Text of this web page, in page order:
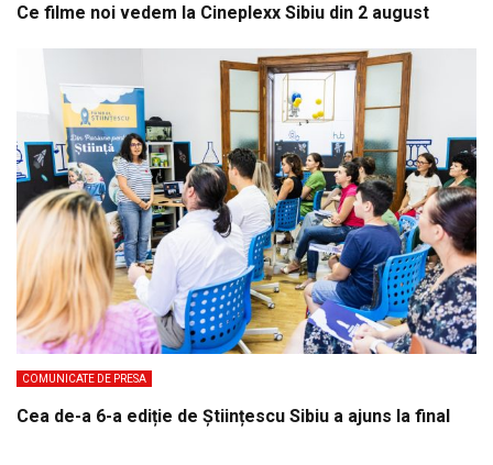
Ce filme noi vedem la Cineplexx Sibiu din 2 august
COMUNICATE DE PRESA
Cea de-a 6-a ediție de Științescu Sibiu a ajuns la final